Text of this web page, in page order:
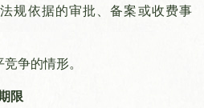
规依据的审批、备案或收费事
争的情形。
限